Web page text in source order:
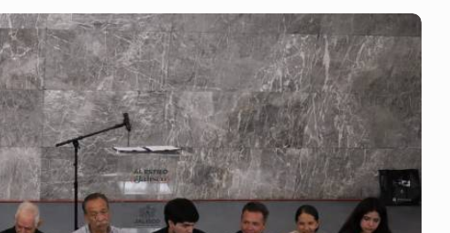
falta de diálogo con vecinos de Mirador San Isidro
ataques armados
ataque de pitbull en Zapopan
con peluches para exigir 'cobro de piso'
volcadura en San Miguel el Alto
evidencia de vínculos entre el gobierno de México y el crimen
de Estado del Vaticano